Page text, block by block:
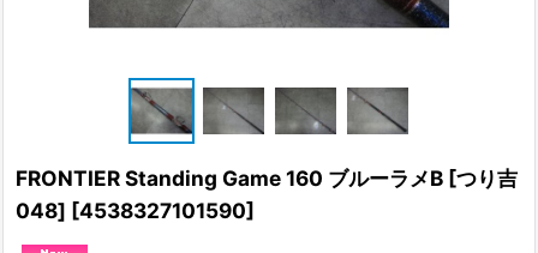
FRONTIER Standing Game 160 ブルーラメB [つり吉
048] [4538327101590]